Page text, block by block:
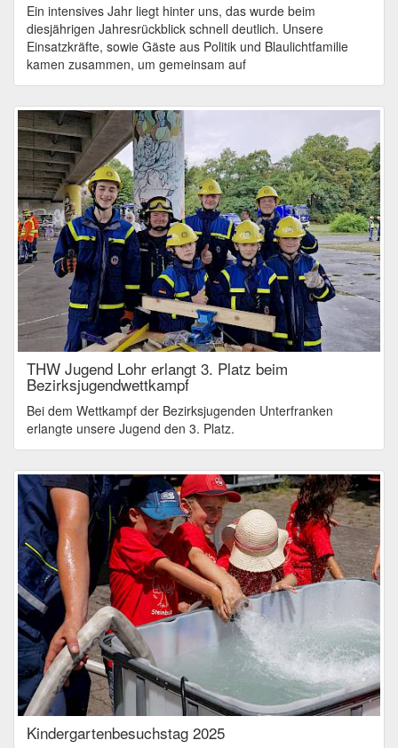
Ein intensives Jahr liegt hinter uns, das wurde beim
diesjährigen Jahresrückblick schnell deutlich. Unsere
Einsatzkräfte, sowie Gäste aus Politik und Blaulichtfamilie
kamen zusammen, um gemeinsam auf
THW Jugend Lohr erlangt 3. Platz beim
Bezirksjugendwettkampf
Bei dem Wettkampf der Bezirksjugenden Unterfranken
erlangte unsere Jugend den 3. Platz.
Kindergartenbesuchstag 2025